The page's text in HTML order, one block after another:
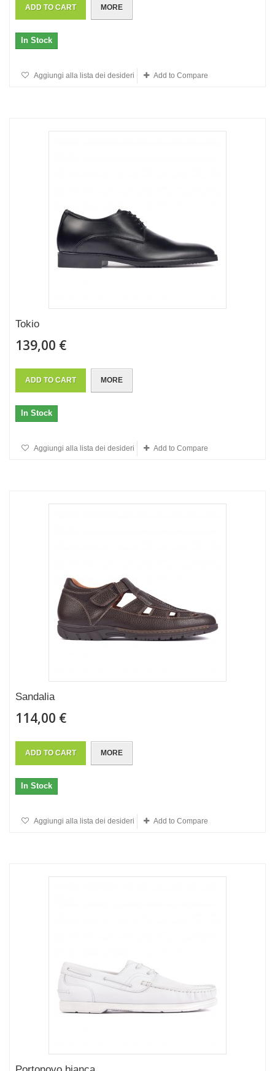
ADD TO CART MORE
In Stock
Aggiungi alla lista dei desideri Add to Compare
Tokio
139,00 €
ADD TO CART MORE
In Stock
Aggiungi alla lista dei desideri Add to Compare
Sandalia
114,00 €
ADD TO CART MORE
In Stock
Aggiungi alla lista dei desideri Add to Compare